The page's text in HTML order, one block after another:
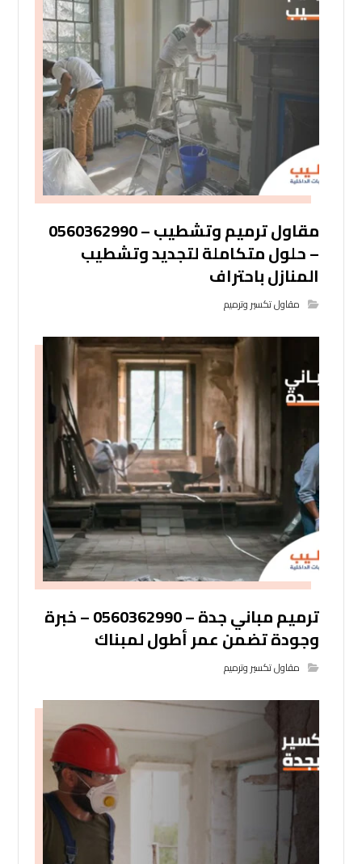
مقاول ترميم وتشطيب – 0560362990
– حلول متكاملة لتجديد وتشطيب
المنازل باحتراف
مقاول تكسير وترميم
ترميم مباني جدة – 0560362990 – خبرة
وجودة تضمن عمر أطول لمبناك
مقاول تكسير وترميم